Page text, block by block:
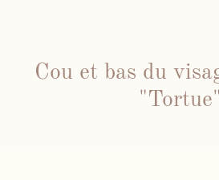
Cou et bas du
"Tortue"